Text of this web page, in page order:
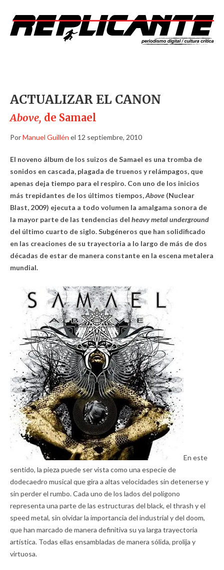
ACTUALIZAR EL CANON
Above, de Samael
PorManuel Guillén el 12 septiembre, 2010
El noveno álbum de los suizos de Samael es una tromba de
sonidos en cascada, plagada de truenos y relámpagos, que
apenas deja tiempo para el respiro. Con uno de los inicios
más trepidantes de los últimos tiempos,Above (Nuclear
Blast, 2009) ejecuta a todo volumen la amalgama sonora de
la mayor parte de las tendencias del heavy metal underground
del último cuarto de siglo. Subgéneros que han solidificado
en las creaciones de su trayectoria a lo largo de más de dos
décadas de estar de manera constante en la escena metalera
mundial.
En este
sentido, la pieza puede ser vista como una especie de
dodecaedro musical que gira a altas velocidades sin detenerse y
sin perder el rumbo. Cada uno de los lados del polígono
representa una parte de las estructuras del black, el thrash y el
speed metal, sin olvidar la importancia del industrial y del doom,
que han marcado de manera definitiva su ya larga trayectoria
artística. Todas ellas ensambladas de manera sólida, prolija y
virtuosa.